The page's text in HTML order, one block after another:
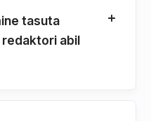
tasuta
abil